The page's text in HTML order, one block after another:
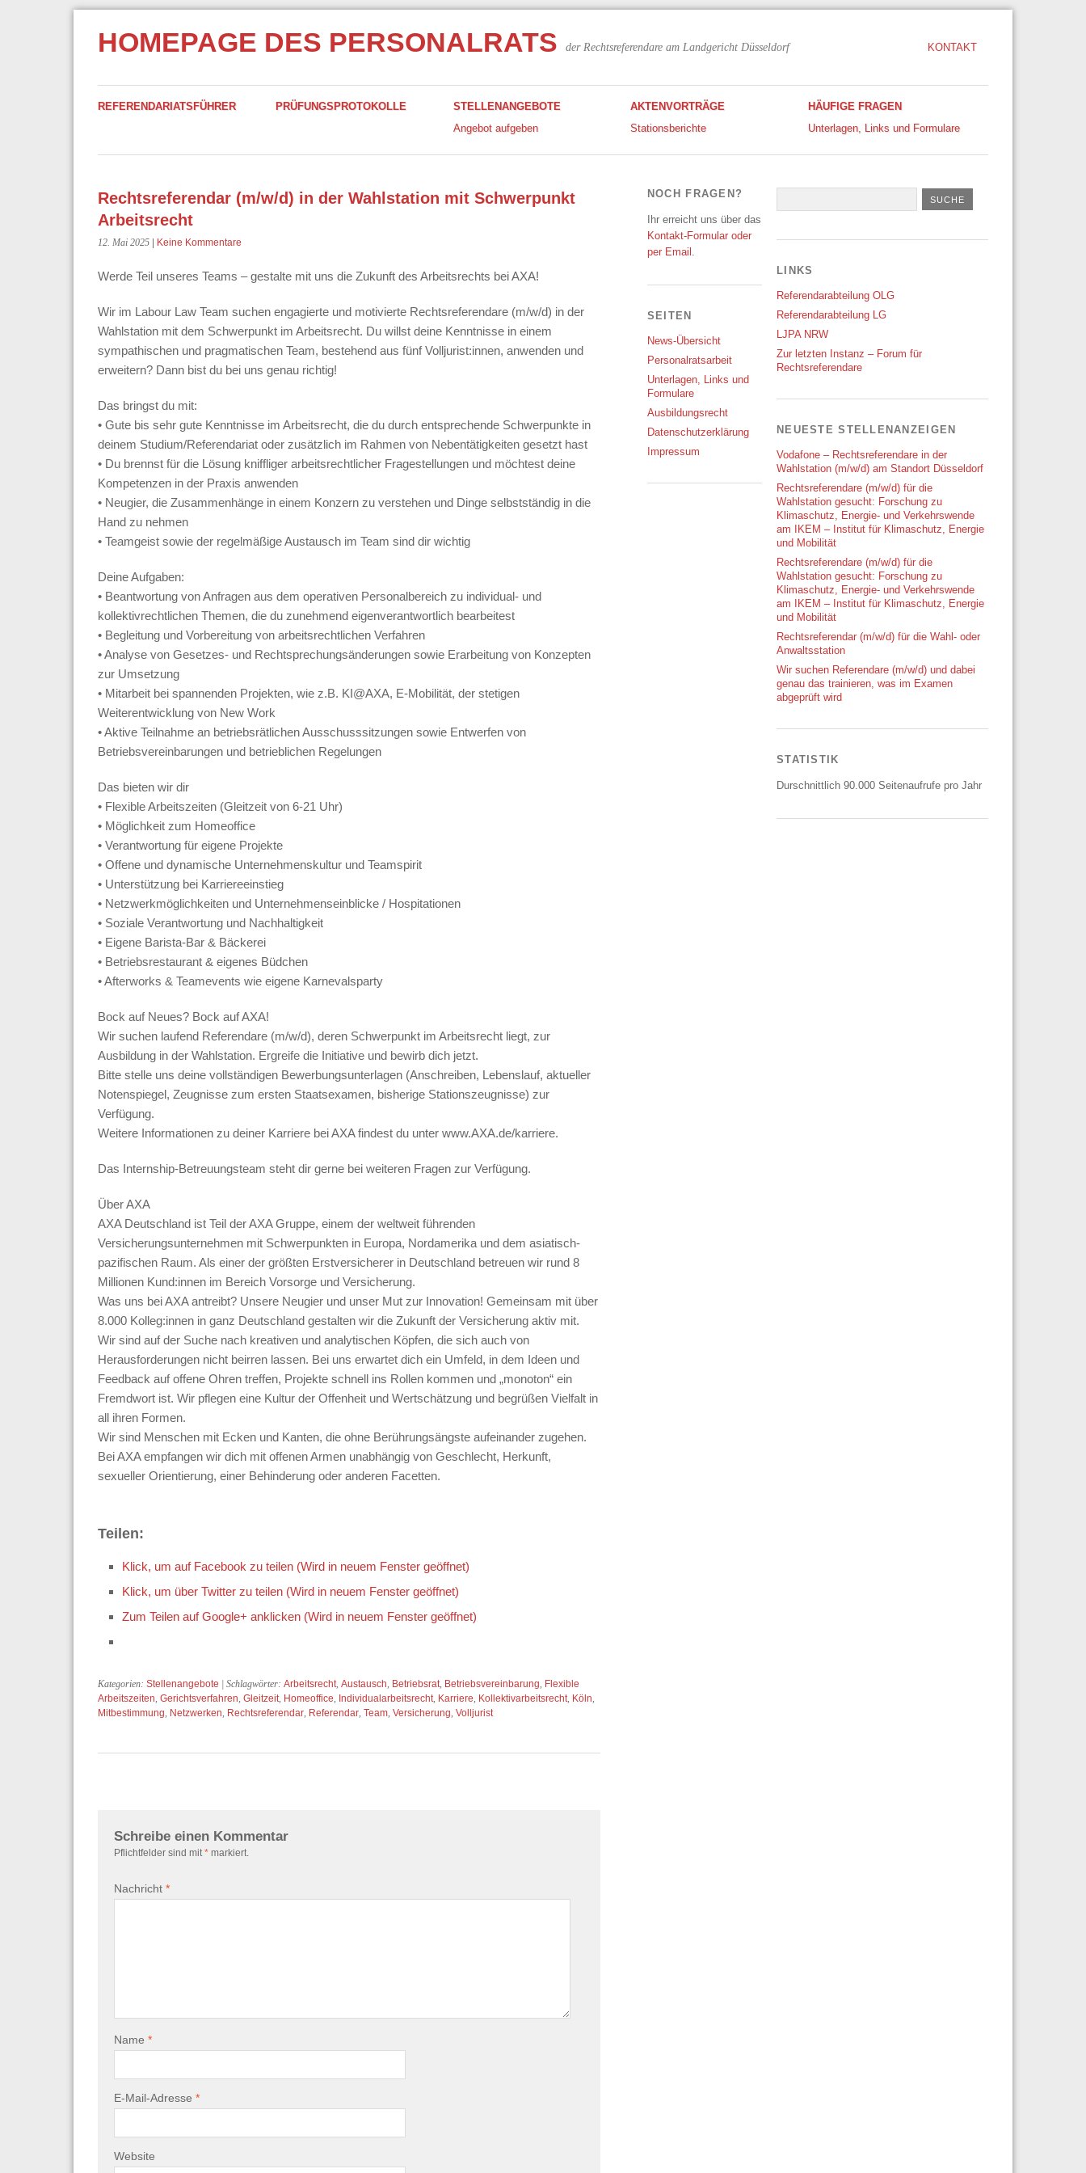
KONTAKT
HOMEPAGE DES PERSONALRATS der Rechtsreferendare am Landgericht Düsseldorf
REFERENDARIATSFÜHRER PRÜFUNGSPROTOKOLLE
STELLENANGEBOTE
Angebot aufgeben
AKTENVORTRÄGE
Stationsberichte
HÄUFIGE FRAGEN
Unterlagen, Links und Formulare
Rechtsreferendar (m/w/d) in der Wahlstation mit Schwerpunkt
Arbeitsrecht
12. Mai 2025 Keine Kommentare
Werde Teil unseres Teams – gestalte mit uns die Zukunft des Arbeitsrechts bei AXA!
Wir im Labour Law Team suchen engagierte und motivierte Rechtsreferendare (m/w/d) in der
Wahlstation mit dem Schwerpunkt im Arbeitsrecht. Du willst deine Kenntnisse in einem
sympathischen und pragmatischen Team, bestehend aus fünf Volljurist:innen, anwenden und
erweitern? Dann bist du bei uns genau richtig!
Das bringst du mit:
• Gute bis sehr gute Kenntnisse im Arbeitsrecht, die du durch entsprechende Schwerpunkte in
deinem Studium/Referendariat oder zusätzlich im Rahmen von Nebentätigkeiten gesetzt hast
• Du brennst für die Lösung kniffliger arbeitsrechtlicher Fragestellungen und möchtest deine
Kompetenzen in der Praxis anwenden
• Neugier, die Zusammenhänge in einem Konzern zu verstehen und Dinge selbstständig in die
Hand zu nehmen
• Teamgeist sowie der regelmäßige Austausch im Team sind dir wichtig
Deine Aufgaben:
• Beantwortung von Anfragen aus dem operativen Personalbereich zu individual- und
kollektivrechtlichen Themen, die du zunehmend eigenverantwortlich bearbeitest
• Begleitung und Vorbereitung von arbeitsrechtlichen Verfahren
• Analyse von Gesetzes- und Rechtsprechungsänderungen sowie Erarbeitung von Konzepten
zur Umsetzung
• Mitarbeit bei spannenden Projekten, wie z.B. KI@AXA, E-Mobilität, der stetigen
Weiterentwicklung von New Work
• Aktive Teilnahme an betriebsrätlichen Ausschusssitzungen sowie Entwerfen von
Betriebsvereinbarungen und betrieblichen Regelungen
Das bieten wir dir
• Flexible Arbeitszeiten (Gleitzeit von 6-21 Uhr)
• Möglichkeit zum Homeoffice
• Verantwortung für eigene Projekte
• Offene und dynamische Unternehmenskultur und Teamspirit
• Unterstützung bei Karriereeinstieg
• Netzwerkmöglichkeiten und Unternehmenseinblicke / Hospitationen
• Soziale Verantwortung und Nachhaltigkeit
• Eigene Barista-Bar & Bäckerei
• Betriebsrestaurant & eigenes Büdchen
• Afterworks & Teamevents wie eigene Karnevalsparty
Bock auf Neues? Bock auf AXA!
Wir suchen laufend Referendare (m/w/d), deren Schwerpunkt im Arbeitsrecht liegt, zur
Ausbildung in der Wahlstation. Ergreife die Initiative und bewirb dich jetzt.
Bitte stelle uns deine vollständigen Bewerbungsunterlagen (Anschreiben, Lebenslauf, aktueller
Notenspiegel, Zeugnisse zum ersten Staatsexamen, bisherige Stationszeugnisse) zur
Verfügung.
Weitere Informationen zu deiner Karriere bei AXA findest du unter www.AXA.de/karriere.
Das Internship-Betreuungsteam steht dir gerne bei weiteren Fragen zur Verfügung.
Über AXA
AXA Deutschland ist Teil der AXA Gruppe, einem der weltweit führenden
Versicherungsunternehmen mit Schwerpunkten in Europa, Nordamerika und dem asiatisch-
pazifischen Raum. Als einer der größten Erstversicherer in Deutschland betreuen wir rund 8
Millionen Kund:innen im Bereich Vorsorge und Versicherung.
Was uns bei AXA antreibt? Unsere Neugier und unser Mut zur Innovation! Gemeinsam mit über
8.000 Kolleg:innen in ganz Deutschland gestalten wir die Zukunft der Versicherung aktiv mit.
Wir sind auf der Suche nach kreativen und analytischen Köpfen, die sich auch von
Herausforderungen nicht beirren lassen. Bei uns erwartet dich ein Umfeld, in dem Ideen und
Feedback auf offene Ohren treffen, Projekte schnell ins Rollen kommen und „monoton“ ein
Fremdwort ist. Wir pflegen eine Kultur der Offenheit und Wertschätzung und begrüßen Vielfalt in
all ihren Formen.
Wir sind Menschen mit Ecken und Kanten, die ohne Berührungsängste aufeinander zugehen.
Bei AXA empfangen wir dich mit offenen Armen unabhängig von Geschlecht, Herkunft,
sexueller Orientierung, einer Behinderung oder anderen Facetten.
Teilen:
Klick, um auf Facebook zu teilen (Wird in neuem Fenster geöffnet)
Klick, um über Twitter zu teilen (Wird in neuem Fenster geöffnet)
Zum Teilen auf Google+ anklicken (Wird in neuem Fenster geöffnet)
Kategorien: Stellenangebote | Schlagwörter: Arbeitsrecht, Austausch, Betriebsrat, Betriebsvereinbarung, Flexible
Arbeitszeiten, Gerichtsverfahren, Gleitzeit, Homeoffice, Individualarbeitsrecht, Karriere, Kollektivarbeitsrecht, Köln,
Mitbestimmung, Netzwerken, Rechtsreferendar, Referendar, Team, Versicherung, Volljurist
Schreibe einen Kommentar
Pflichtfelder sind mit * markiert.
Nachricht *
Name *
E-Mail-Adresse *
Website
NOCH FRAGEN?
Ihr erreicht uns über das
Kontakt-Formular oder
per Email .
SEITEN
News-Übersicht
Personalratsarbeit
Unterlagen, Links und
Formulare
Ausbildungsrecht
Datenschutzerklärung
Impressum
LINKS
Referendarabteilung OLG
Referendarabteilung LG
LJPA NRW
Zur letzten Instanz – Forum für
Rechtsreferendare
NEUESTE STELLENANZEIGEN
Vodafone – Rechtsreferendare in der
Wahlstation (m/w/d) am Standort Düsseldorf
Rechtsreferendare (m/w/d) für die
Wahlstation gesucht: Forschung zu
Klimaschutz, Energie- und Verkehrswende
am IKEM – Institut für Klimaschutz, Energie
und Mobilität
Rechtsreferendare (m/w/d) für die
Wahlstation gesucht: Forschung zu
Klimaschutz, Energie- und Verkehrswende
am IKEM – Institut für Klimaschutz, Energie
und Mobilität
Rechtsreferendar (m/w/d) für die Wahl- oder
Anwaltsstation
Wir suchen Referendare (m/w/d) und dabei
genau das trainieren, was im Examen
abgeprüft wird
STATISTIK
Durschnittlich 90.000 Seitenaufrufe pro Jahr